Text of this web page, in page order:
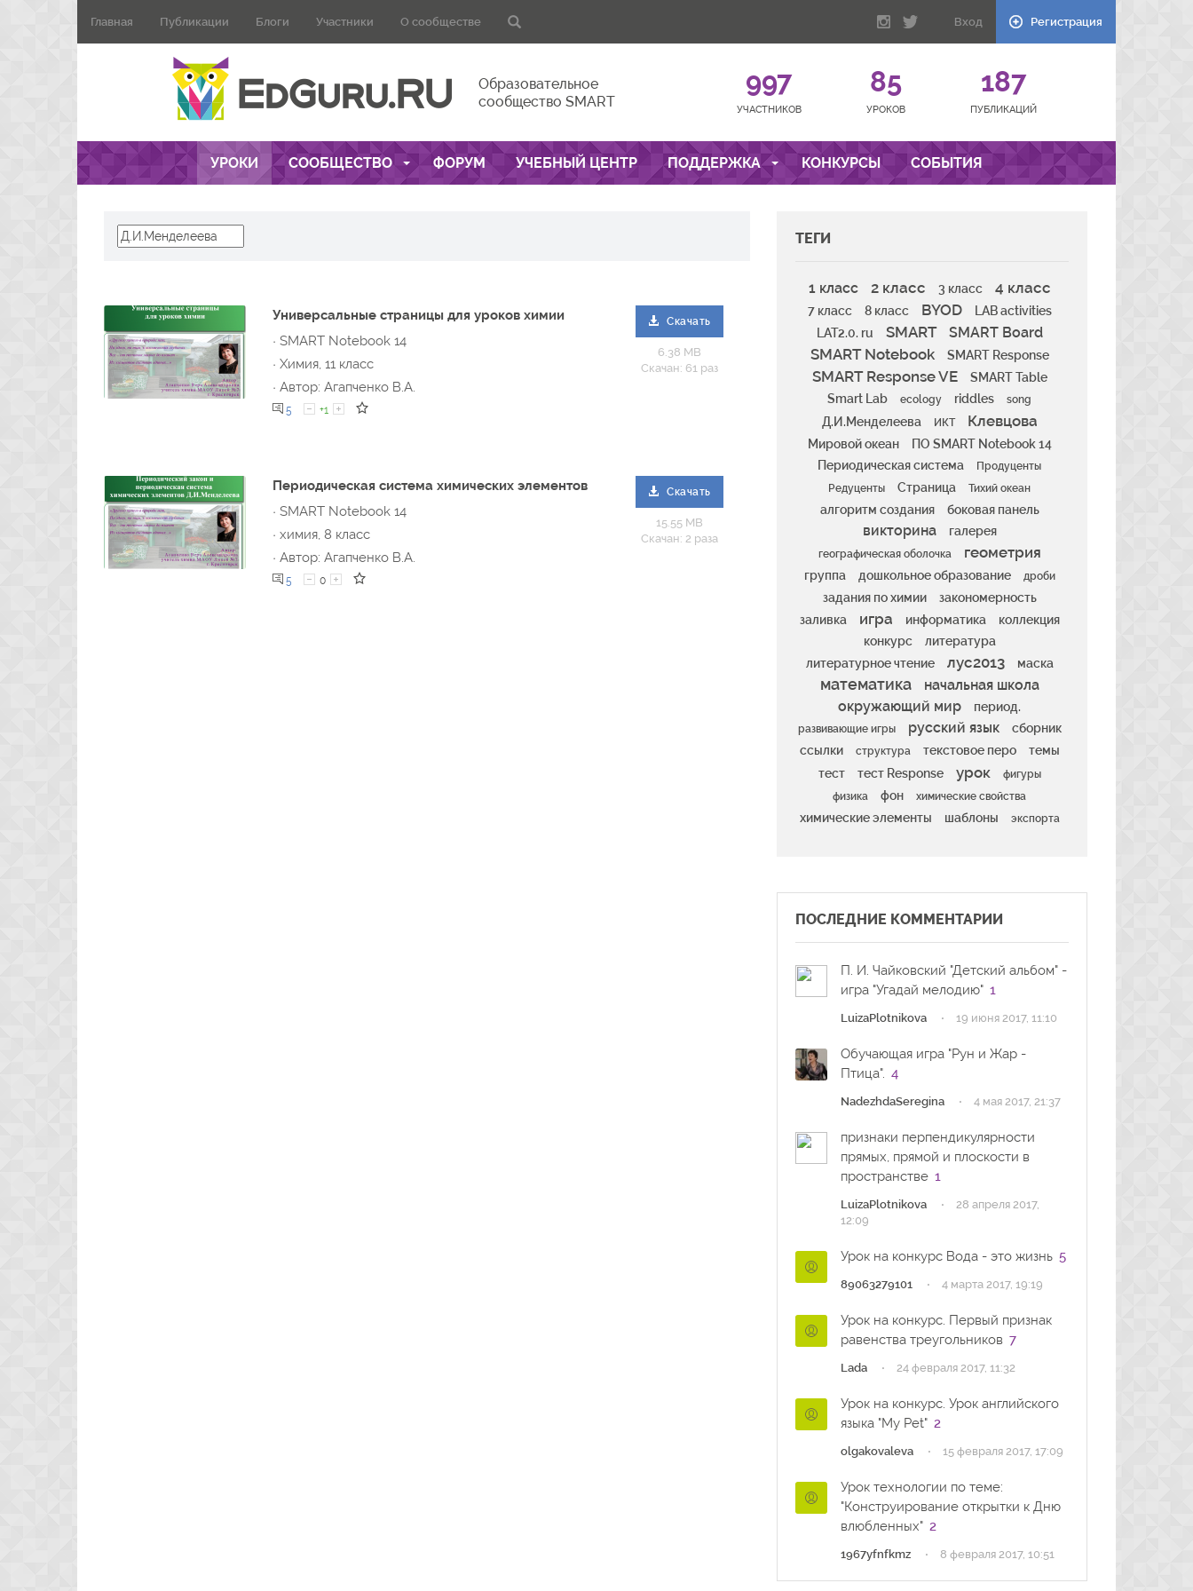
Главная Публикации Блоги Участники О сообществе Вход Регистрация
Образовательное
сообщество SMART
997
УЧАСТНИКОВ
85
УРОКОВ
187
ПУБЛИКАЦИЙ
УРОКИ СООБЩЕСТВО ФОРУМ УЧЕБНЫЙ ЦЕНТР ПОДДЕРЖКА КОНКУРСЫ СОБЫТИЯ
Универсальные страницы для уроков химии
· SMART Notebook 14
· Химия, 11 класс
· Автор: Агапченко В.А.
5 +1
Скачать
6.38 MB
Скачан: 61 раз
Периодическая система химических элементов
· SMART Notebook 14
· химия, 8 класс
· Автор: Агапченко В.А.
5 0
Скачать
15.55 MB
Скачан: 2 раза
ТЕГИ
1 класс 2 класс 3 класс 4 класс
7 класс 8 класс BYOD
LAB activities
LAT2.0. ru
SMART SMART Board
SMART Notebook SMART Response
SMART Response VE
SMART Table
Smart Lab
ecology riddles song
Д.И.Менделеева ИКТ Клевцова
Мировой океан
ПО SMART Notebook 14
Периодическая система
Продуценты
Редуценты
Страница Тихий океан
алгоритм создания боковая панель
викторина галерея
географическая оболочка геометрия
группа дошкольное образование дроби
задания по химии
закономерность
заливка
игра информатика
коллекция
конкурс
литература
литературное чтение
лус2013 маска
математика
начальная школа
окружающий мир
период.
развивающие игры русский язык
сборник
ссылки
структура текстовое перо
темы
тест
тест Response урок
фигуры
физика
фон химические свойства
химические элементы шаблоны экспорта
ПОСЛЕДНИЕ КОММЕНТАРИИ
П. И. Чайковский "Детский альбом" -
игра "Угадай мелодию" 1
LuizaPlotnikova · 19 июня 2017, 11:10
Обучающая игра "Рун и Жар -
Птица". 4
NadezhdaSeregina · 4 мая 2017, 21:37
признаки перпендикулярности
прямых, прямой и плоскости в
пространстве 1
LuizaPlotnikova ·
28 апреля 2017,
12:09
Урок на конкурс Вода - это жизнь 5
89063279101 · 4 марта 2017, 19:19
Урок на конкурс. Первый признак
равенства треугольников 7
Lada · 24 февраля 2017, 11:32
Урок на конкурс. Урок английского
языка "My Pet" 2
olgakovaleva · 15 февраля 2017, 17:09
Урок технологии по теме:
"Конструирование открытки к Дню
влюбленных" 2
1967yfnfkmz · 8 февраля 2017, 10:51